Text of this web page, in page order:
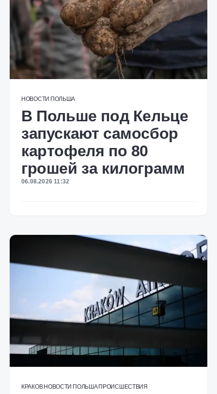
НОВОСТИ ПОЛЬША
В Польше под Кельце
запускают самосбор
картофеля по 80
грошей за килограмм
06.08.2026 11:32
КРАКОВНОВОСТИ ПОЛЬШАПРОИСШЕСТВИЯ